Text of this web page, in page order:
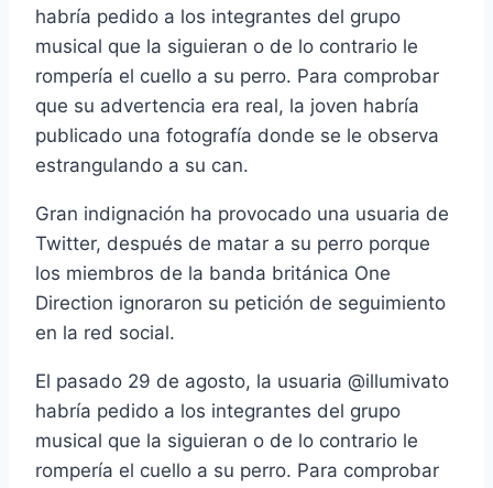
habría pedido a los integrantes del grupo
musical que la siguieran o de lo contrario le
rompería el cuello a su perro. Para comprobar
que su advertencia era real, la joven habría
publicado una fotografía donde se le observa
estrangulando a su can.
Gran indignación ha provocado una usuaria de
Twitter, después de matar a su perro porque
los miembros de la banda británica One
Direction ignoraron su petición de seguimiento
en la red social.
El pasado 29 de agosto, la usuaria @illumivato
habría pedido a los integrantes del grupo
musical que la siguieran o de lo contrario le
rompería el cuello a su perro. Para comprobar